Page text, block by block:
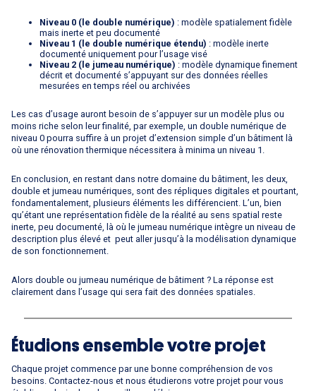
Niveau 0 (le double numérique) : modèle spatialement fidèle
mais inerte et peu documenté
Niveau 1 (le double numérique étendu) : modèle inerte
documenté uniquement pour l’usage visé
Niveau 2 (le jumeau numérique) : modèle dynamique finement
décrit et documenté s’appuyant sur des données réelles
mesurées en temps réel ou archivées
Les cas d’usage auront besoin de s’appuyer sur un modèle plus ou
moins riche selon leur finalité, par exemple, un double numérique de
niveau 0 pourra suffire à un projet d’extension simple d’un bâtiment là
où une rénovation thermique nécessitera à minima un niveau 1.
En conclusion, en restant dans notre domaine du bâtiment, les deux,
double et jumeau numériques, sont des répliques digitales et pourtant,
fondamentalement, plusieurs éléments les différencient. L’un, bien
qu’étant une représentation fidèle de la réalité au sens spatial reste
inerte, peu documenté, là où le jumeau numérique intègre un niveau de
description plus élevé et peut aller jusqu’à la modélisation dynamique
de son fonctionnement.
Alors double ou jumeau numérique de bâtiment ? La réponse est
clairement dans l’usage qui sera fait des données spatiales.
Étudions ensemble votre projet
Chaque projet commence par une bonne compréhension de vos
besoins. Contactez-nous et nous étudierons votre projet pour vous